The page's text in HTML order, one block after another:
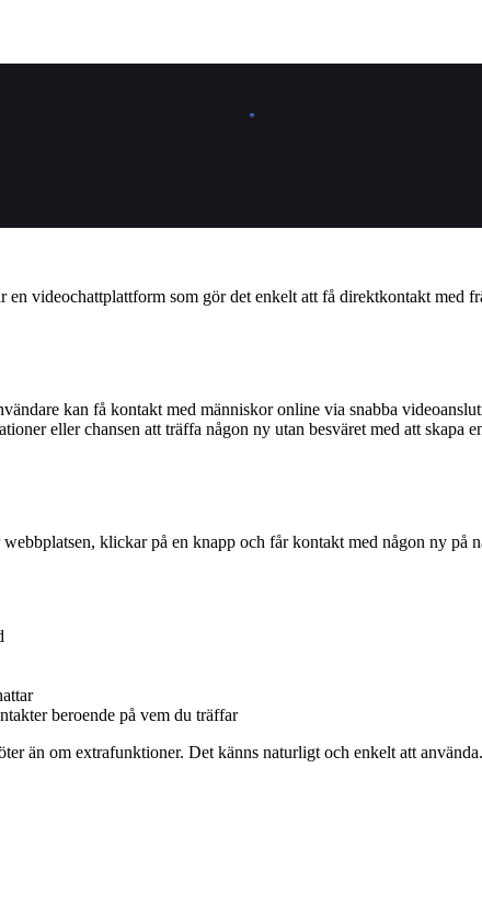
videochattplattform som gör det enkelt att få direktkontakt med
kan få kontakt med människor online via snabba
eller chansen att träffa någon ny utan besväret med att skapa
klickar på en knapp och får kontakt med någon ny på
beroende på vem du träffar
än om extrafunktioner. Det känns naturligt och enkelt att använda.